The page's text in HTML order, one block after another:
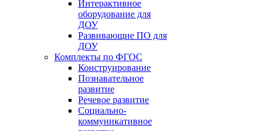
Интерактивное
оборудование для
ДОУ
Развивающие ПО для
ДОУ
Комплекты по ФГОС
Конструирование
Познавательное
развитие
Речевое развитие
Социально-
коммуникативное